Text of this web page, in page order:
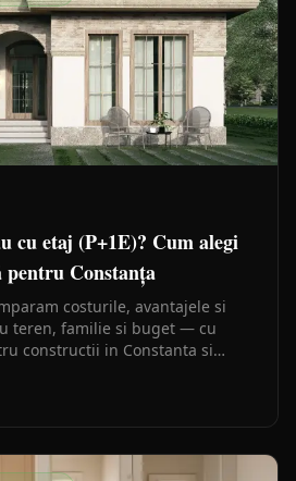
cu etaj (P+1E)? Cum alegi
Constanța
costurile, avantajele si
teren, familie si buget — cu
constructii in Constanta si